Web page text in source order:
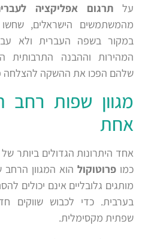
על תרגום אפליקציה
מהמשתמשים הישראלים,
במקור בשפה העברית ולא
המהירות וההבנה
שלהם הפכו את ההשקה להצלחה
מגוון שפות
אחת
אחד היתרונות הגדולים ביותר
כמו פרוטוקולהוא המגוון
מותגים גלובליים אינם יכולים
בערבית. כדי לכבוש שווקים
שפתית מקסימלית.